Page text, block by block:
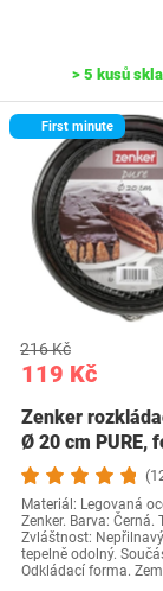
> 5 kusů
First minute
119 Kč
216 Kč
Zenker
Ø 20 cm PURE,
nepřilnavým…
Materiál: Legovaná
Zenker. Barva: Černá.
Zvláštnost:
tepelně odolný.
Odkládací forma.